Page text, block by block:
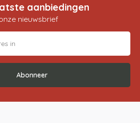
aanbiedingen
nieuwsbrief
Abonneer